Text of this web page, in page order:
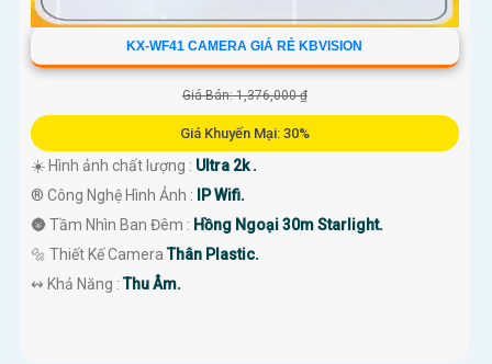
KX-WF41 CAMERA GIÁ RẺ KBVISION
Giá Bán: 1,376,000 ₫
Giá Khuyến Mại: 30%
☀️ Hình ảnh chất lượng : Ultra 2k .
®️ Công Nghệ Hình Ảnh :
IP Wifi.
🌚 Tầm Nhìn Ban Đêm : Hồng Ngoại 30m Starlight.
🔩 Thiết Kế CameraThân Plastic.
️↭ Khả Năng :Thu Âm.